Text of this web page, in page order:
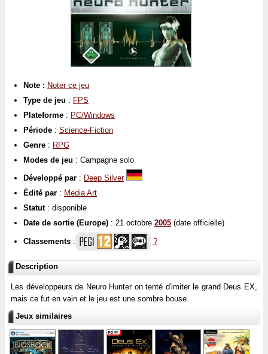
Note : Noter ce jeu
Type de jeu : FPS
Plateforme : PC/Windows
Période : Science-Fiction
Genre : RPG
Modes de jeu : Campagne solo
Développé par : Deep Silver
Édité par : Media Art
Statut: disponible
Date de sortie (Europe) : 21 octobre 2005 (date officielle)
Classements : ?
Description
Les développeurs de Neuro Hunter on tenté d'imiter le grand Deus EX,
mais ce fut en vain et le jeu est une sombre bouse.
Jeux similaires